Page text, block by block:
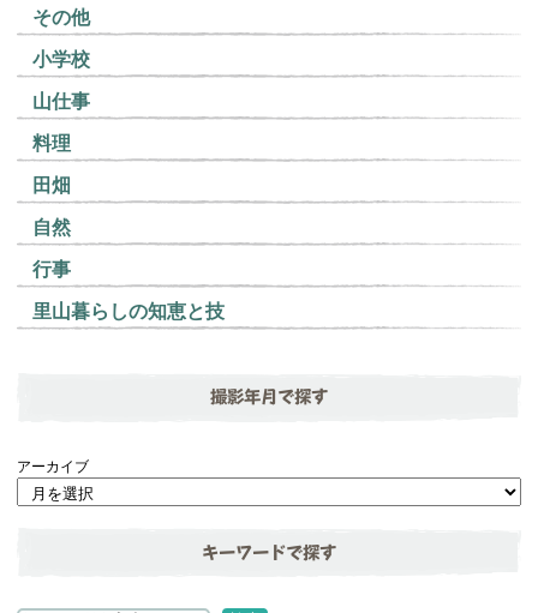
その他
小学校
山仕事
料理
田畑
自然
行事
里山暮らしの知恵と技
撮影年月で探す
アーカイブ
キーワードで探す